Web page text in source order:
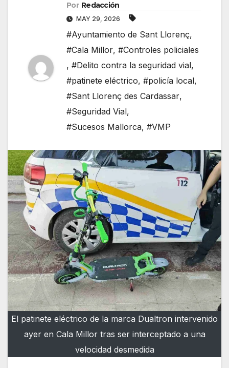
Por Redacción
MAY 29, 2026
#Ayuntamiento de Sant Llorenç,
#Cala Millor, #Controles policiales
, #Delito contra la seguridad vial,
#patinete eléctrico, #policía local,
#Sant Llorenç des Cardassar,
#Seguridad Vial,
#Sucesos Mallorca, #VMP
El patinete eléctrico de la marca Dualtron intervenido
ayer en Cala Millor tras ser interceptado a una
velocidad desmedida